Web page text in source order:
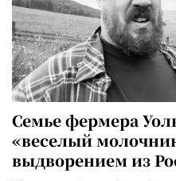
Семье фермера
«веселый
выдворением из